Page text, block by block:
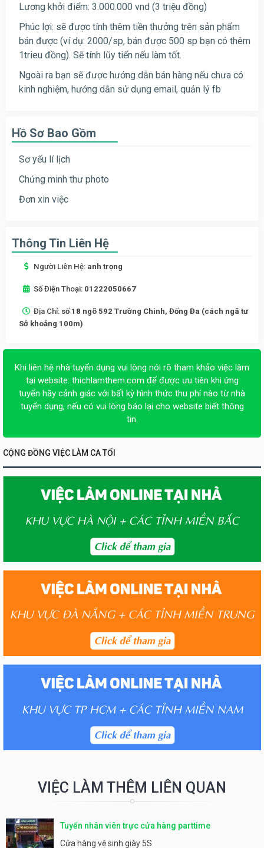
Lương khởi điểm: 3.000.000 vnd (3 triệu đồng)
Phúc lợi: sẽ được tính thêm tiền thưởng trên sản phẩm
bán được (ví dụ: 2000/sp, bán được 500 sp bạn có thêm
1trieu đồng). Sẽ tính lũy tiến nếu làm tốt.
Ngoài ra bạn sẽ được hướng dẫn bán hàng nếu chưa có
kinh nghiệm, hướng dẫn sử dụng email, quản lý fb
Hồ Sơ Bao Gồm
Sơ yếu lí lịch
Chứng minh thư photo
Đơn xin việc
Thông Tin Liên Hệ
Người Liên Hệ: anh trọng
Số Điện Thoại: 01222050667
Địa Chỉ: số 18 ngõ 592 Trường Chinh, Đống Đa (cách ngã tư
Sở khoảng 100m)
Khi liên hệ nhà tuyển dụng vui lòng nói rõ tham khảo việc làm
tại website: thichlamthem.com để được ưu tiên khi ứng
tuyển hãy cảnh giác với bất kỳ hình thức thu phí nào từ nhà
tuyển dụng, nếu có vui lòng báo lại cho website biết thông
tin.
CỘNG ĐỒNG VIỆC LÀM CA TỐI
VIỆC LÀM THÊM LIÊN QUAN
Tuyển nhân viên trực cửa hàng parttime
Cửa hàng vệ sinh giày 5S